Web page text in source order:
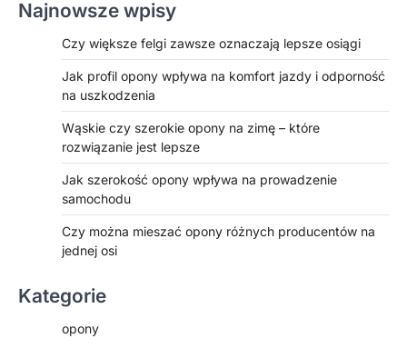
Najnowsze wpisy
Czy większe felgi zawsze oznaczają lepsze osiągi
Jak profil opony wpływa na komfort jazdy i odporność
na uszkodzenia
Wąskie czy szerokie opony na zimę – które
rozwiązanie jest lepsze
Jak szerokość opony wpływa na prowadzenie
samochodu
Czy można mieszać opony różnych producentów na
jednej osi
Kategorie
opony